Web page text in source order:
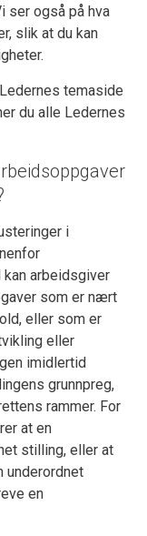
ser også på hva
slik at du kan
temaside
du alle Ledernes
i
arbeidsgiver
som er nært
eller som er
eller
imidlertid
grunnpreg,
rammer. For
at en
stilling, eller at
underordnet
en